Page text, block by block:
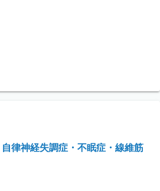
律神経失調症・不眠症・線維筋